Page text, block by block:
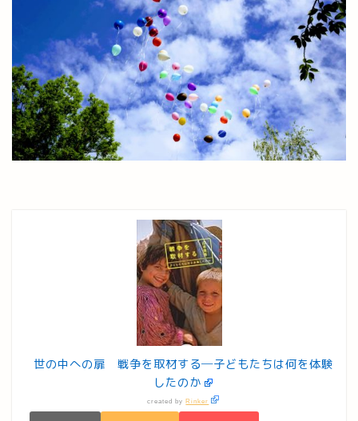
世の中への扉 戦争を取材する─子どもたちは何を体験
したのか
created by Rinker